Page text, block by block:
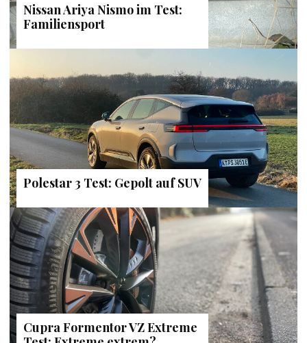
Nissan Ariya Nismo im Test:
Familiensport
Polestar 3 Test: Gepolt auf SUV
Cupra Formentor VZ Extreme